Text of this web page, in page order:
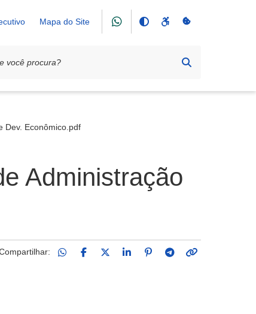
Mapa do Site
Dev. Econômico.pdf
Administração